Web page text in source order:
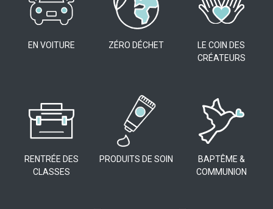
EN VOITURE ZÉRO DÉCHET
LE COIN DES
CRÉATEURS
RENTRÉE DES
CLASSES
PRODUITS DE SOIN
BAPTÊME &
COMMUNION